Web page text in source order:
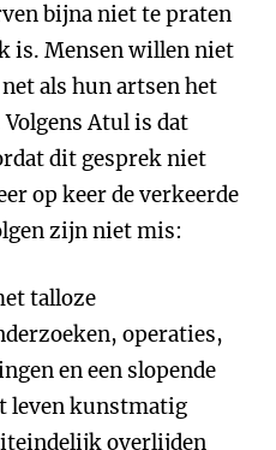
bijna niet te praten
is. Mensen willen niet
als hun artsen het
Atul is dat
dit gesprek niet
op keer de verkeerde
zijn niet mis:
talloze
operaties,
en een slopende
leven kunstmatig
overlijden